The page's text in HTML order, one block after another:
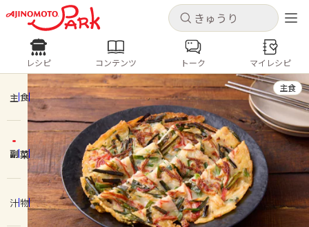
キャンセル
ログインするとレシピを保存できます
ログイン 新規登録
ホーム
コンテンツ
キャンセル
レシピ コンテンツ
人気の食材・レシピ
きゅうり なす トマト
とうもろこし
ピーマン
みょうが ゴーヤ
レシピ コンテンツ トーク マイレシピ
主食
副菜
汁物
主食